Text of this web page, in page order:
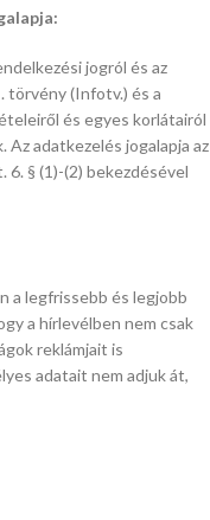
jogról és az
törvény (Infotv.) és a
és egyes korlátairól
adatkezelés jogalapja az
6. § (1)-(2) bekezdésével
a legfrissebb és legjobb
a hírlevélben nem csak
reklámjait is
adatait nem adjuk át,